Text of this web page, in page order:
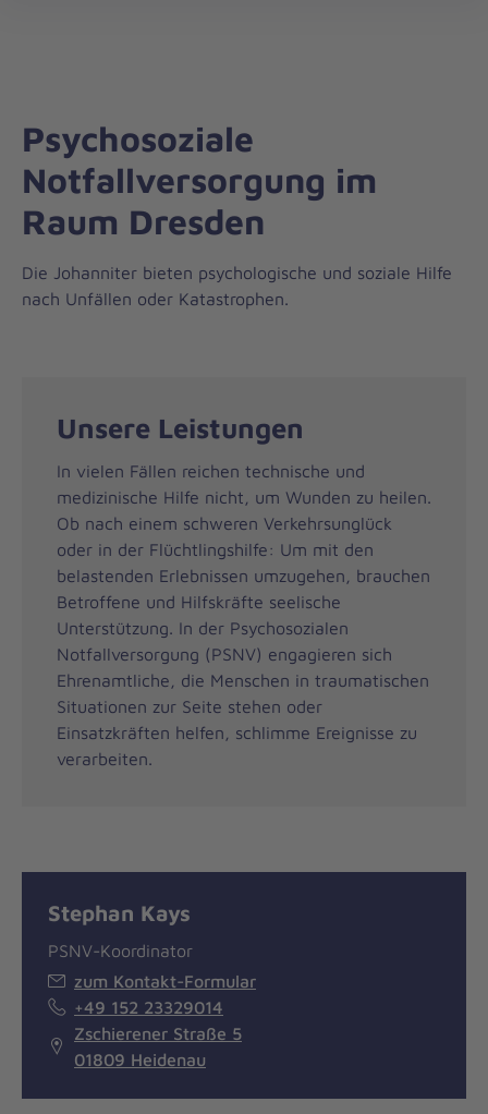
zum
Psychosoziale
Notfallversorgung im
Raum Dresden
Die Johanniter bieten psychologische und soziale Hilfe
nach Unfällen oder Katastrophen.
Unsere Leistungen
In vielen Fällen reichen technische und
medizinische Hilfe nicht, um Wunden zu heilen.
Ob nach einem schweren Verkehrsunglück
oder in der Flüchtlingshilfe: Um mit den
belastenden Erlebnissen umzugehen, brauchen
Betroffene und Hilfskräfte seelische
Unterstützung. In der Psychosozialen
Notfallversorgung (PSNV) engagieren sich
Ehrenamtliche, die Menschen in traumatischen
Situationen zur Seite stehen oder
Einsatzkräften helfen, schlimme Ereignisse zu
verarbeiten.
Stephan Kays
PSNV-Koordinator
zum Kontakt-Formular
+49 152 23329014
Zschierener Straße 5
01809 Heidenau